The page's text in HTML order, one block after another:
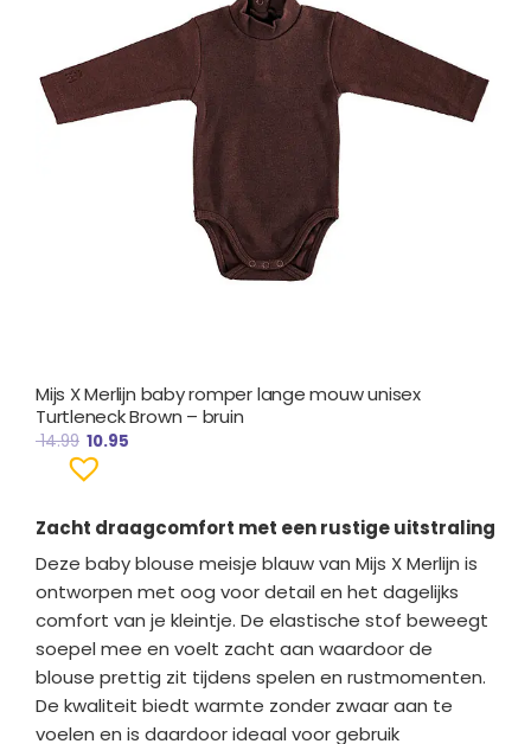
Mijs X Merlijn baby romper lange mouw unisex
Turtleneck Brown – bruin
14.99 10.95
Zacht draagcomfort met een rustige uitstraling
Deze baby blouse meisje blauw van Mijs X Merlijn is
ontworpen met oog voor detail en het dagelijks
comfort van je kleintje. De elastische stof beweegt
soepel mee en voelt zacht aan waardoor de
blouse prettig zit tijdens spelen en rustmomenten.
De kwaliteit biedt warmte zonder zwaar aan te
voelen en is daardoor ideaal voor gebruik